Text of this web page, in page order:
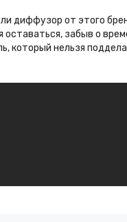
диффузор от этого
забыв о
который нельзя